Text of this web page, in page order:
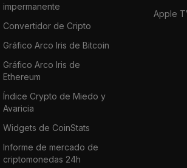
impermanente
Convertidor de Cripto
Gráfico Arco Iris de Bitcoin
Gráfico Arco Iris de
Ethereum
Índice Crypto de Miedo y
Avaricia
Widgets de CoinStats
Informe de mercado de
criptomonedas 24h
Apple